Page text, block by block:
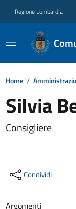
Regione Lombardia
Home /
Silvia
Consigliere
Condividi
Argomenti